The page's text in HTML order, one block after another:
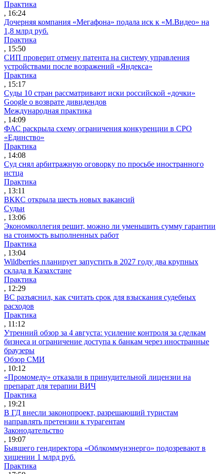
Практика
, 16:24
Дочерняя компания «Мегафона» подала иск к «М.Видео» на
1,8 млрд руб.
Практика
, 15:50
СИП проверит отмену патента на систему управления
устройствами после возражений «Яндекса»
Практика
, 15:17
Суды 10 стран рассматривают иски российской «дочки»
Google о возврате дивидендов
Международная практика
, 14:09
ФАС раскрыла схему ограничения конкуренции в СРО
«Единство»
Практика
, 14:08
Суд снял арбитражную оговорку по просьбе иностранного
истца
Практика
, 13:11
ВККС открыла шесть новых вакансий
Судьи
, 13:06
Экономколлегия решит, можно ли уменьшить сумму гарантии
на стоимость выполненных работ
Практика
, 13:04
Wildberries планирует запустить в 2027 году два крупных
склада в Казахстане
Практика
, 12:29
ВС разъяснил, как считать срок для взыскания судебных
расходов
Практика
, 11:12
Утренний обзор за 4 августа: усиление контроля за сделкам
бизнеса и ограничение доступа к банкам через иностранные
браузеры
Обзор СМИ
, 10:12
«Промомеду» отказали в принудительной лицензии на
препарат для терапии ВИЧ
Практика
, 19:21
В ГД внесли законопроект, разрешающий туристам
направлять претензии к турагентам
Законодательство
, 19:07
Бывшего гендиректора «Облкоммунэнерго» подозревают в
хищении 1 млрд руб.
Практика